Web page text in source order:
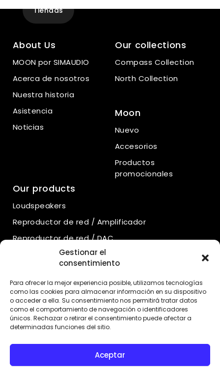
Gestionar el
consentimiento
Para ofrecer la mejor experiencia posible, utilizamos tecnologías
como las cookies para almacenar información en su dispositivo
o acceder a ella. Su consentimiento nos permitirá tratar datos
como el comportamiento de navegación o identificadores
únicos. Rechazar o retirar el consentimiento puede afectar a
determinadas funciones del sitio.
Aceptar
Tiendas
About Us
MOON por SIMAUDIO
Acerca de nosotros
Nuestra historia
Asistencia
Noticias
Our collections
Compass Collection
North Collection
Moon
Nuevo
Accesorios
Productos
promocionales
Our products
Loudspeakers
Reproductor de red / Amplificador
Reproductor de red / DAC
Amplificadores integrados
Preamplificadores
Preamplificadores de fono
Fuente de alimentación